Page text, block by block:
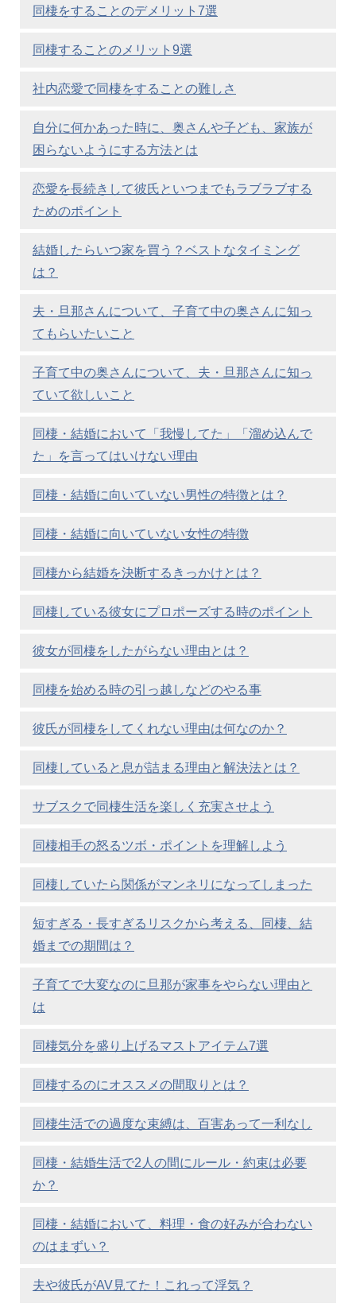
同棲をすることのデメリット7選
同棲することのメリット9選
社内恋愛で同棲をすることの難しさ
自分に何かあった時に、奥さんや子ども、家族が
困らないようにする方法とは
恋愛を長続きして彼氏といつまでもラブラブする
ためのポイント
結婚したらいつ家を買う？ベストなタイミング
は？
夫・旦那さんについて、子育て中の奥さんに知っ
てもらいたいこと
子育て中の奥さんについて、夫・旦那さんに知っ
ていて欲しいこと
同棲・結婚において「我慢してた」「溜め込んで
た」を言ってはいけない理由
同棲・結婚に向いていない男性の特徴とは？
同棲・結婚に向いていない女性の特徴
同棲から結婚を決断するきっかけとは？
同棲している彼女にプロポーズする時のポイント
彼女が同棲をしたがらない理由とは？
同棲を始める時の引っ越しなどのやる事
彼氏が同棲をしてくれない理由は何なのか？
同棲していると息が詰まる理由と解決法とは？
サブスクで同棲生活を楽しく充実させよう
同棲相手の怒るツボ・ポイントを理解しよう
同棲していたら関係がマンネリになってしまった
短すぎる・長すぎるリスクから考える、同棲、結
婚までの期間は？
子育てで大変なのに旦那が家事をやらない理由と
は
同棲気分を盛り上げるマストアイテム7選
同棲するのにオススメの間取りとは？
同棲生活での過度な束縛は、百害あって一利なし
同棲・結婚生活で2人の間にルール・約束は必要
か？
同棲・結婚において、料理・食の好みが合わない
のはまずい？
夫や彼氏がAV見てた！これって浮気？